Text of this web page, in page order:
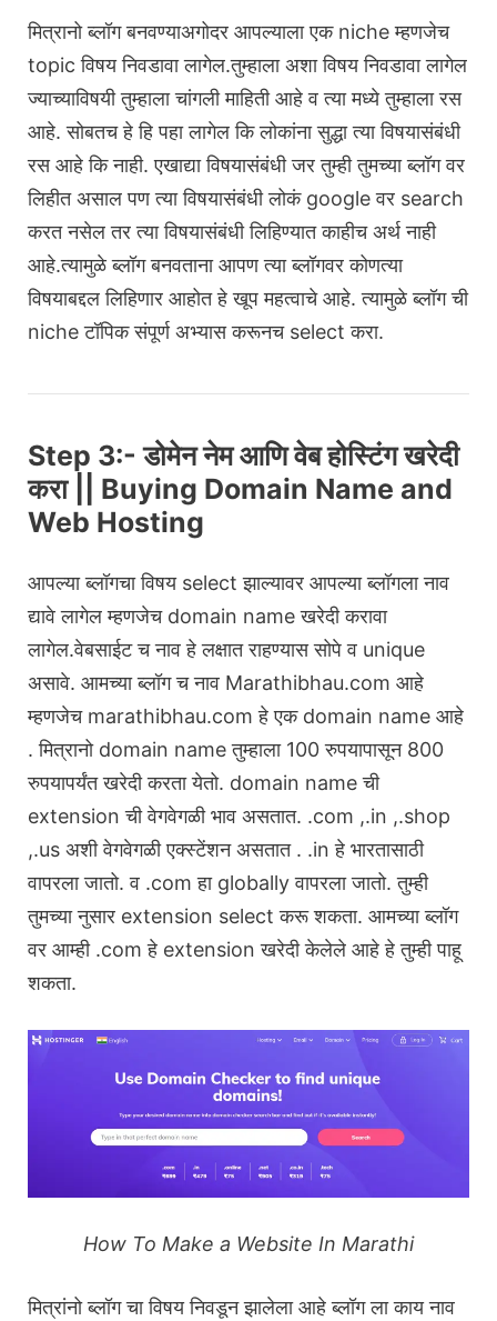
मित्रानो ब्लॉग बनवण्याअगोदर आपल्याला एक niche म्हणजेच
topic विषय निवडावा लागेल.तुम्हाला अशा विषय निवडावा लागेल
ज्याच्याविषयी तुम्हाला चांगली माहिती आहे व त्या मध्ये तुम्हाला रस
आहे. सोबतच हे हि पहा लागेल कि लोकांना सुद्धा त्या विषयासंबंधी
रस आहे कि नाही. एखाद्या विषयासंबंधी जर तुम्ही तुमच्या ब्लॉग वर
लिहीत असाल पण त्या विषयासंबंधी लोकं google वर search
करत नसेल तर त्या विषयासंबंधी लिहिण्यात काहीच अर्थ नाही
आहे.त्यामुळे ब्लॉग बनवताना आपण त्या ब्लॉगवर कोणत्या
विषयाबद्दल लिहिणार आहोत हे खूप महत्वाचे आहे. त्यामुळे ब्लॉग ची
niche टॉपिक संपूर्ण अभ्यास करूनच select करा.
Step 3:- डोमेन नेम आणि वेब होस्टिंग खरेदी
करा || Buying Domain Name and
Web Hosting
आपल्या ब्लॉगचा विषय select झाल्यावर आपल्या ब्लॉगला नाव
द्यावे लागेल म्हणजेच domain name खरेदी करावा
लागेल.वेबसाईट च नाव हे लक्षात राहण्यास सोपे व unique
असावे. आमच्या ब्लॉग च नाव Marathibhau.com आहे
म्हणजेच marathibhau.com हे एक domain name आहे
. मित्रानो domain name तुम्हाला 100 रुपयापासून 800
रुपयापर्यंत खरेदी करता येतो. domain name ची
extension ची वेगवेगळी भाव असतात. .com ,.in ,.shop
,.us अशी वेगवेगळी एक्स्टेंशन असतात . .in हे भारतासाठी
वापरला जातो. व .com हा globally वापरला जातो. तुम्ही
तुमच्या नुसार extension select करू शकता. आमच्या ब्लॉग
वर आम्ही .com हे extension खरेदी केलेले आहे हे तुम्ही पाहू
शकता.
How To Make a Website In Marathi
मित्रांनो ब्लॉग चा विषय निवडून झालेला आहे ब्लॉग ला काय नाव